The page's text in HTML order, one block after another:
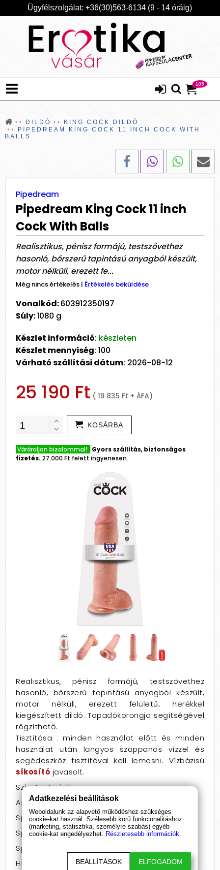
Ügyfélszolgálat: +36(30)563-6134 (9 - 14 óráig)
105
DILDÓ
KING COCK DILDÓ
PIPEDREAM KING COCK 11 INCH COCK WITH
BALLS
Pipedream
Pipedream King Cock 11 inch
Cock With Balls
Realisztikus, pénisz formájú, testszövethez
hasonló, bőrszerű tapintású anyagból készült,
motor nélküli, erezett fe...
Még nincs értékelés | Értékelés beküldése
Vonalkód:603912350197
Súly:1080 g
Készlet információ: készleten
Készlet mennyiség: 100
Várható szállítási dátum: 2026-08-12
25 190 Ft ( 19 835 Ft + ÁFA)
KOSÁRBA
Várároljon bizalommal! Gyors szállítás, biztonságos
fizetés. 27.000 Ft felett ingyenesen.
Realisztikus, pénisz formájú, testszövethez
hasonló, bőrszerű tapintású anyagból készült,
motor nélküli, erezett felületű, herékkel
kiegészített dildó. Tapadókorongja segítségével
rögzíthető.
Tisztítása : minden használat előtt és minden
használat után langyos szappanos vízzel és
segédeszköz tisztítóval kell lemosni. Vízbázisú
síkosító javasolt.
Szín: Testszínű
Anyag: PVC
Speciális jellemző: herés
Speciális jellemző: letapasztható
Speciális jellemző: vízálló
Hossz: 26 - 30
Adatkezelési beállítások
Weboldalunk az alapvető működéshez szükséges
cookie-kat használ. Szélesebb körű funkcionalitáshoz
(marketing, statisztika, személyre szabás) egyéb
cookie-kat engedélyezhet. Részletesebb információk.
BEÁLLÍTÁSOK ELFOGADOM